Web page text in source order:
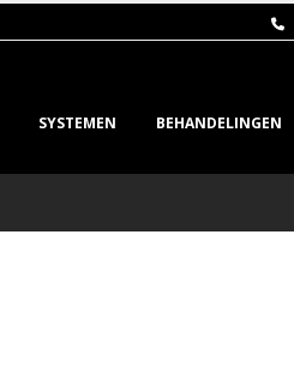
SYSTEMEN BEHANDELINGEN